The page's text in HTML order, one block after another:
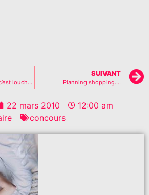
IRO + MANOUSH.. c’est louche?
SUIVANT
Planning shopping….
22 mars 2010
12:00 am
concours